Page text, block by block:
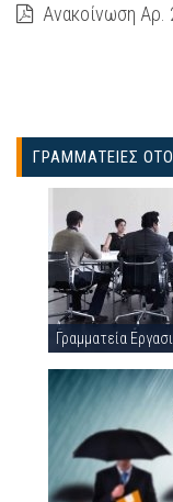
Ανακοίνωση Αρ.
ΓΡΑΜΜΑΤΕΙΕΣ
Γραμματεία